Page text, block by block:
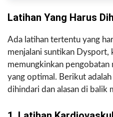
Latihan Yang Harus
Ada latihan tertentu yang
menjalani suntikan Dysport,
memungkinkan pengobatan
yang optimal. Berikut
dihindari dan alasan di balik